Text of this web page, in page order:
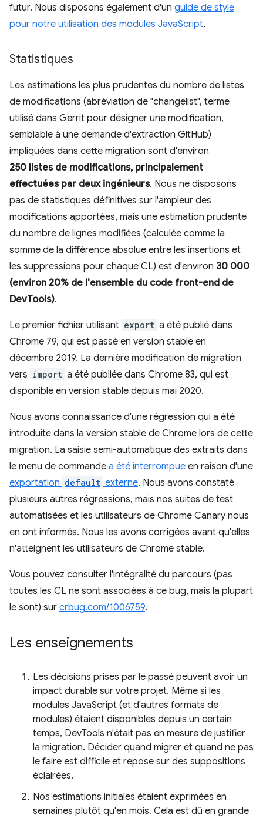
futur. Nous disposons également d'un guide de style
pour notre utilisation des modules JavaScript.
Statistiques
Les estimations les plus prudentes du nombre de listes
de modifications (abréviation de "changelist", terme
utilisé dans Gerrit pour désigner une modification,
semblable à une demande d'extraction GitHub)
impliquées dans cette migration sont d'environ
250 listes de modifications, principalement
effectuées par deux ingénieurs. Nous ne disposons
pas de statistiques définitives sur l'ampleur des
modifications apportées, mais une estimation prudente
du nombre de lignes modifiées (calculée comme la
somme de la différence absolue entre les insertions et
les suppressions pour chaque CL) est d'environ 30 000
(environ 20% de l'ensemble du code front-end de
DevTools).
Le premier fichier utilisant export a été publié dans
Chrome 79, qui est passé en version stable en
décembre 2019. La dernière modification de migration
vers import a été publiée dans Chrome 83, qui est
disponible en version stable depuis mai 2020.
Nous avons connaissance d'une régression qui a été
introduite dans la version stable de Chrome lors de cette
migration. La saisie semi-automatique des extraits dans
le menu de commande a été interrompue en raison d'une
exportation default externe. Nous avons constaté
plusieurs autres régressions, mais nos suites de test
automatisées et les utilisateurs de Chrome Canary nous
en ont informés. Nous les avons corrigées avant qu'elles
n'atteignent les utilisateurs de Chrome stable.
Vous pouvez consulter l'intégralité du parcours (pas
toutes les CL ne sont associées à ce bug, mais la plupart
le sont) sur crbug.com/1006759.
Les enseignements
Les décisions prises par le passé peuvent avoir un
impact durable sur votre projet. Même si les
modules JavaScript (et d'autres formats de
modules) étaient disponibles depuis un certain
temps, DevTools n'était pas en mesure de justifier
la migration. Décider quand migrer et quand ne pas
le faire est difficile et repose sur des suppositions
éclairées.
Nos estimations initiales étaient exprimées en
semaines plutôt qu'en mois. Cela est dû en grande